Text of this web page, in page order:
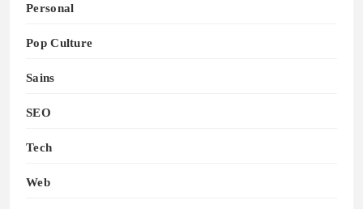
Personal
Pop Culture
Sains
SEO
Tech
Web